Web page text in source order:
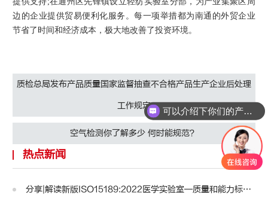
边的企业提供贸易便利化服务。每一项举措都为南通的外贸企业
节省了时间和经济成本，极大地改善了投资环境。
质检总局发布产品质量国家监督抽查不合格产品生产企业后处理
工作规定
空气检测你了解多少 何时能规范？
热点新闻
分享|解读新版ISO15189:2022医学实验室—质量和能力标准..
可以介绍下你们的产品么